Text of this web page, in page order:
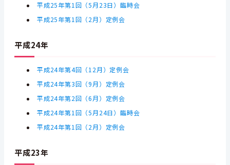
平成25年第1回（5月23日）臨時会
平成25年第1回（2月）定例会
平成24年
平成24年第4回（12月）定例会
平成24年第3回（9月）定例会
平成24年第2回（6月）定例会
平成24年第1回（5月24日）臨時会
平成24年第1回（2月）定例会
平成23年